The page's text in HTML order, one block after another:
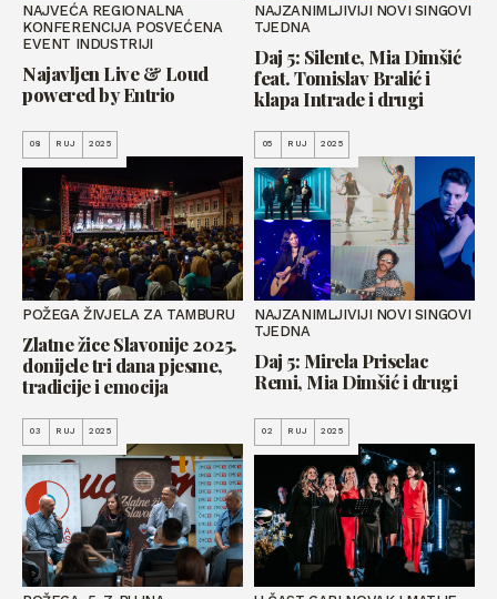
NAJVEĆA REGIONALNA
KONFERENCIJA POSVEĆENA
EVENT INDUSTRIJI
Najavljen Live & Loud
powered by Entrio
NAJZANIMLJIVIJI NOVI SINGOVI
TJEDNA
Daj 5: Silente, Mia Dimšić
feat. Tomislav Bralić i
klapa Intrade i drugi
08 RUJ 2025
POŽEGA ŽIVJELA ZA TAMBURU
Zlatne žice Slavonije 2025.
donijele tri dana pjesme,
tradicije i emocija
05 RUJ 2025
NAJZANIMLJIVIJI NOVI SINGOVI
TJEDNA
Daj 5: Mirela Priselac
Remi, Mia Dimšić i drugi
03 RUJ 2025 02 RUJ 2025